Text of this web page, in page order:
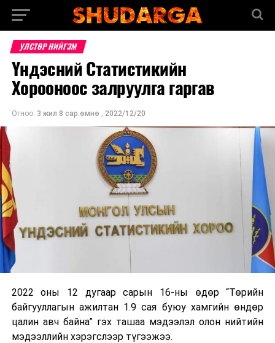
УЛСТӨР НИЙГЭМ
Үндэсний Статистикийн
Хорооноос залруулга гаргав
Огноо: 3 жил 8 сар.өмнө , 2022/12/20
2022 оны 12 дугаар сарын 16-ны өдөр “Төрийн
байгууллагын ажилтан 1.9 сая буюу хамгийн өндөр
цалин авч байна” гэх ташаа мэдээлэл олон нийтийн
мэдээллийн хэрэгслээр түгээжээ.